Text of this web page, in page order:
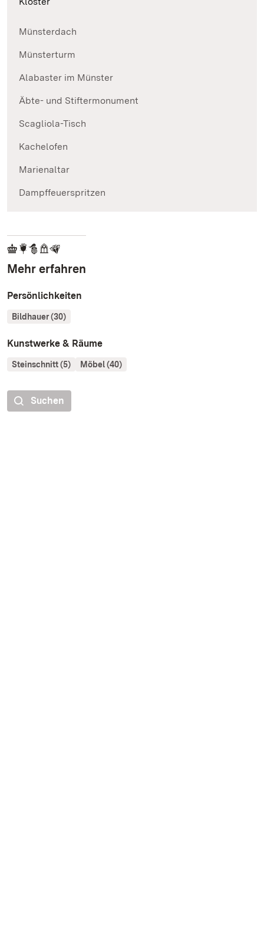
Münsterdach
Münsterturm
Alabaster im Münster
Äbte- und Stiftermonument
Scagliola-Tisch
Kachelofen
Marienaltar
Dampffeuerspritzen
Mehr erfahren
Persönlichkeiten
Bildhauer (30)
Kunstwerke & Räume
Steinschnitt (5) Möbel (40)
Suchen